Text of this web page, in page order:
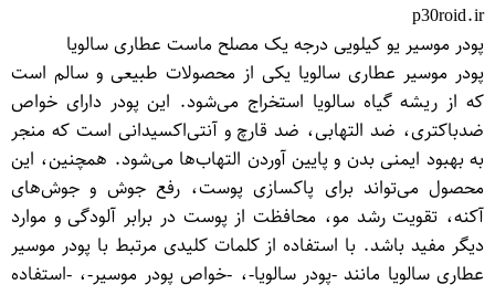
p30roid.ir
پودر موسیر یو کیلویی درجه یک مصلح ماست عطاری سالویا
پودر موسیر عطاری سالویا یکی از محصولات طبیعی و سالم است
که از ریشه گیاه سالویا استخراج می‌شود. این پودر دارای خواص
ضدباکتری، ضد التهابی، ضد قارچ و آنتی‌اکسیدانی است که منجر
به بهبود ایمنی بدن و پایین آوردن التهاب‌ها می‌شود. همچنین، این
محصول می‌تواند برای پاکسازی پوست، رفع جوش و جوش‌های
آکنه، تقویت رشد مو، محافظت از پوست در برابر آلودگی و موارد
دیگر مفید باشد. با استفاده از کلمات کلیدی مرتبط با پودر موسیر
عطاری سالویا مانند -پودر سالویا-، -خواص پودر موسیر-، -استفاده